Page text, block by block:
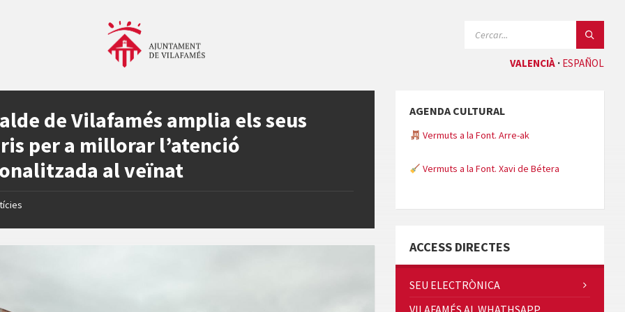
VALENCIÀ ESPAÑOL
de Vilafamés amplia els seus
per a millorar l’atenció
al veïnat
AGENDA CULTURAL
Vermuts a la Font. Arre-ak
Vermuts a la Font. Xavi de Bétera
ACCESS DIRECTES
SEU ELECTRÒNICA